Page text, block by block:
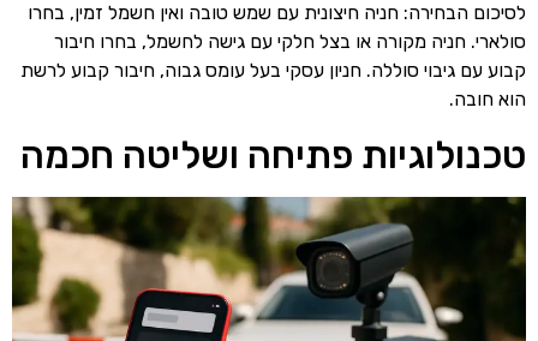
לסיכום הבחירה: חניה חיצונית עם שמש טובה ואין חשמל זמין, בחרו
סולארי. חניה מקורה או בצל חלקי עם גישה לחשמל, בחרו חיבור
קבוע עם גיבוי סוללה. חניון עסקי בעל עומס גבוה, חיבור קבוע לרשת
הוא חובה.
טכנולוגיות פתיחה ושליטה חכמה